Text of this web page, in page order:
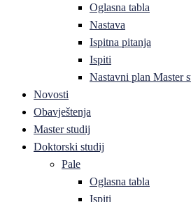
Oglasna tabla
Nastava
Ispitna pitanja
Ispiti
Nastavni plan Master
Novosti
Obavještenja
Master studij
Doktorski studij
Pale
Oglasna tabla
Ispiti